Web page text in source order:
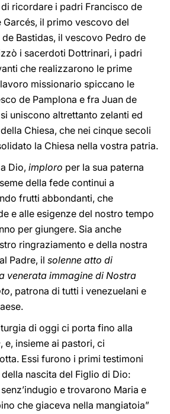
ricordare i padri Francisco de
Garcés, il primo vescovo del
Bastidas, il vescovo Pedro de
i sacerdoti Dottrinari, i padri
che realizzarono le prime
missionario spiccano le
de Pamplona e fra Juan de
uniscono altrettanto zelanti ed
Chiesa, che nei cinque secoli
la Chiesa nella vostra patria.
Dio, imploro per la sua paterna
della fede continui a
frutti abbondanti, che
e alle esigenze del nostro tempo
per giungere. Sia anche
ringraziamento e della nostra
Padre, il solenne atto di
venerata immagine di Nostra
, patrona di tutti i venezuelani e
di oggi ci porta fino alla
, e, insieme ai pastori, ci
Essi furono i primi testimoni
nascita del Figlio di Dio:
e trovarono Maria e
che giaceva nella mangiatoia”